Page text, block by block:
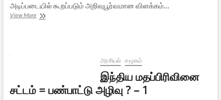
அடிப்படையில் கூறப்படும் அறிவுபூர்வமான விளக்கம்…
View Moreஇந்திய
அரசியல் சமூகம்
இந்திய மதப்பிரிவினை
சட்டம் = பண்பாட்டு அழிவு ? – 1